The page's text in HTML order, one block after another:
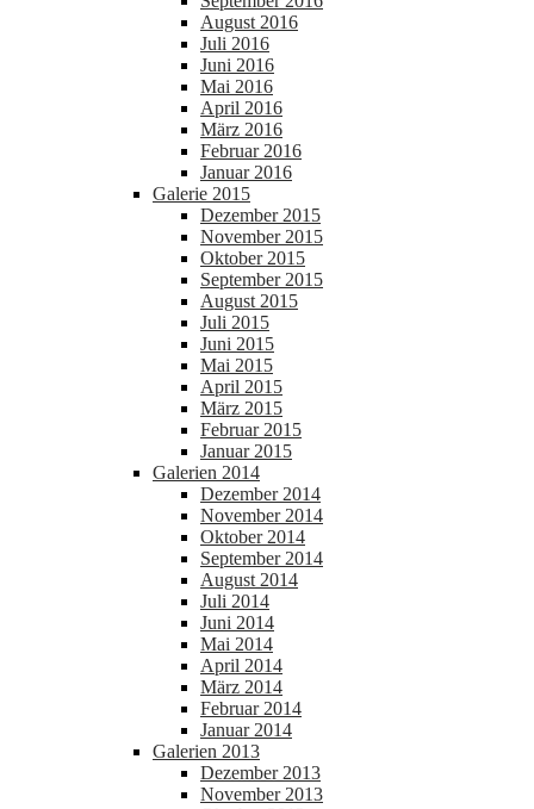
August 2016
Juli 2016
Juni 2016
Mai 2016
April 2016
März 2016
Februar 2016
Januar 2016
Galerie 2015
Dezember 2015
November 2015
Oktober 2015
September 2015
August 2015
Juli 2015
Juni 2015
Mai 2015
April 2015
März 2015
Februar 2015
Januar 2015
Galerien 2014
Dezember 2014
November 2014
Oktober 2014
September 2014
August 2014
Juli 2014
Juni 2014
Mai 2014
April 2014
März 2014
Februar 2014
Januar 2014
Galerien 2013
Dezember 2013
November 2013